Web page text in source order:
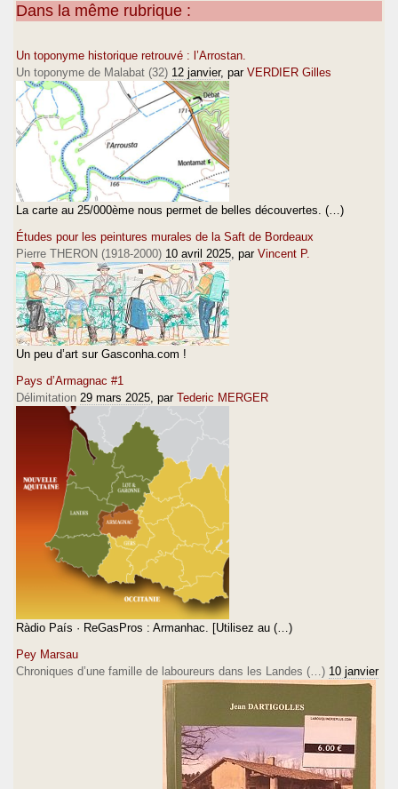
Dans la même rubrique :
Un toponyme historique retrouvé : l’Arrostan.
Un toponyme de Malabat (32) 12 janvier, par VERDIER Gilles
La carte au 25/000ème nous permet de belles découvertes. (…)
Études pour les peintures murales de la Saft de Bordeaux
Pierre THERON (1918-2000) 10 avril 2025 , par Vincent P.
Un peu d’art sur Gasconha.com !
Pays d’Armagnac #1
Délimitation 29 mars 2025 , par Tederic MERGER
Ràdio País · ReGasPros : Armanhac. [Utilisez au (…)
Pey Marsau
Chroniques d’une famille de laboureurs dans les Landes (…) 10 janvier